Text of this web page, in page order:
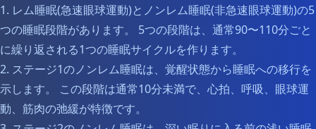
1. レム睡眠(急速眼球運動)とノンレム睡眠(非急速眼球運動)の5
つの睡眠段階があります。 5つの段階は、通常90〜110分ごと
に繰り返される1つの睡眠サイクルを作ります。
2. ステージ1のノンレム睡眠は、覚醒状態から睡眠への移行を
示します。 この段階は通常10分未満で、心拍、呼吸、眼球運
動、筋肉の弛緩が特徴です。